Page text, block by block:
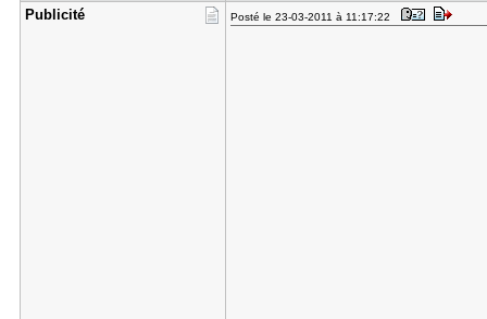
Publicité Posté le 23-03-2011 à 11:17:22